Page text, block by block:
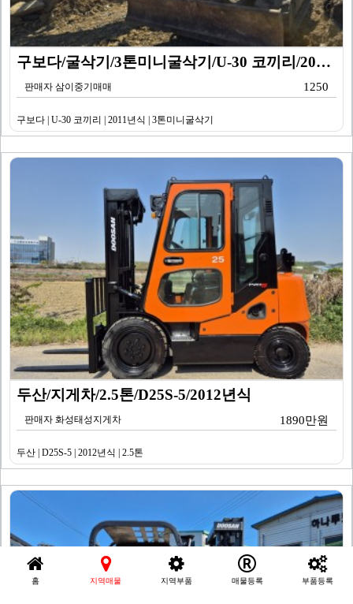
구보다/굴삭기/3톤미니굴삭기/U-30 코끼리/2011년…
판매자 삼이중기매매 1250
구보다 | U-30 코끼리 | 2011년식 | 3톤미니굴삭기
두산/지게차/2.5톤/D25S-5/2012년식
판매자 화성태성지게차 1890만원
두산 | D25S-5 | 2012년식 | 2.5톤
홈 지역매물 지역부품 매물등록 부품등록